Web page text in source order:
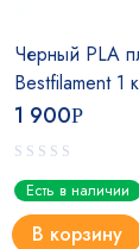
Черный PLA
Bestfilament 1
1 900Р
Есть в наличии
В корзину